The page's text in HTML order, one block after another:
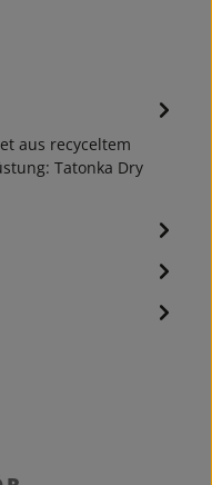
aus recyceltem
Tatonka Dry